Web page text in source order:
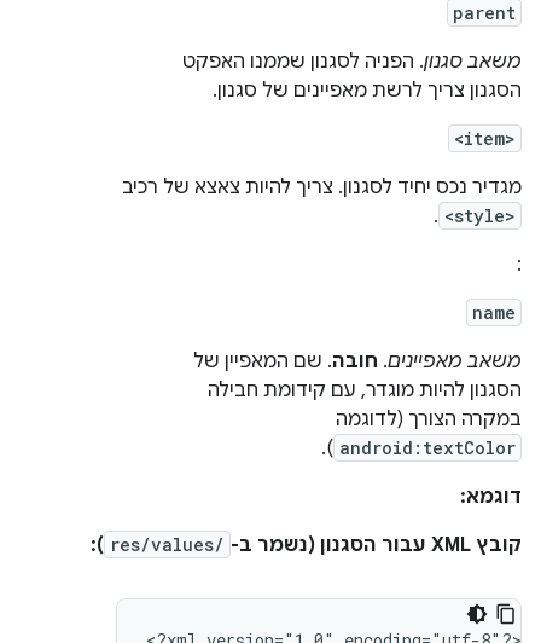
parent
משאב סגנון. הפניה לסגנון שממנו האפקט
הסגנון צריך לרשת מאפיינים של סגנון.
<item>
מגדיר נכס יחיד לסגנון. צריך להיות צאצא של רכיב
<style>
.
:
name
משאב מאפיינים. חובה. שם המאפיין של
הסגנון להיות מוגדר, עם קידומת חבילה
במקרה הצורך (לדוגמה
android:textColor
).
דוגמא:
קובץ XML עבור הסגנון (נשמר ב-
res/values/
):